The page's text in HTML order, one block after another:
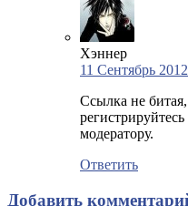
Хэннер
11 Сентябрь
Ссылка не
модератору.
Ответить
Добавить